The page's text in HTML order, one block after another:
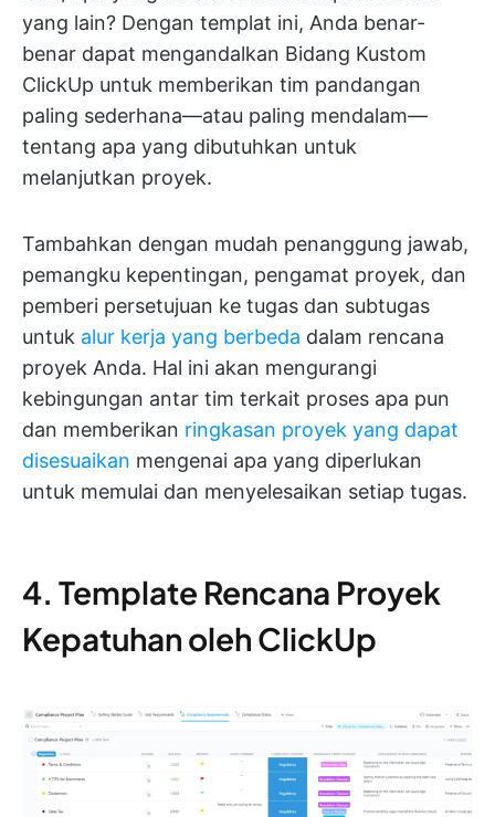
yang lain? Dengan templat ini, Anda benar-
benar dapat mengandalkan Bidang Kustom
ClickUp untuk memberikan tim pandangan
paling sederhana—atau paling mendalam—
tentang apa yang dibutuhkan untuk
melanjutkan proyek.
Tambahkan dengan mudah penanggung jawab,
pemangku kepentingan, pengamat proyek, dan
pemberi persetujuan ke tugas dan subtugas
untuk alur kerja yang berbeda dalam rencana
proyek Anda. Hal ini akan mengurangi
kebingungan antar tim terkait proses apa pun
dan memberikan ringkasan proyek yang dapat
disesuaikan mengenai apa yang diperlukan
untuk memulai dan menyelesaikan setiap tugas.
4. Template Rencana Proyek
Kepatuhan oleh ClickUp